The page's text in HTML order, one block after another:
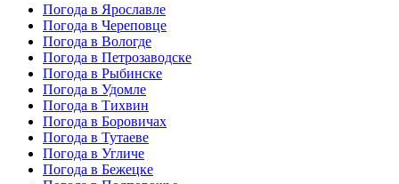
Погода в Ярославле
Погода в Череповце
Погода в Вологде
Погода в Петрозаводске
Погода в Рыбинске
Погода в Удомле
Погода в Тихвин
Погода в Боровичах
Погода в Тутаеве
Погода в Угличе
Погода в Бежецке